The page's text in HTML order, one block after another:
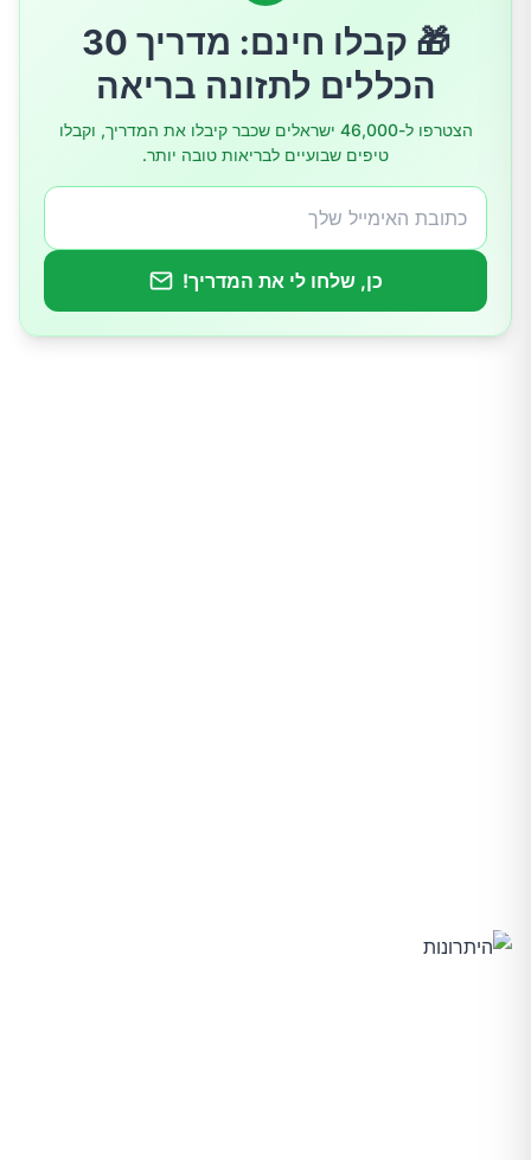
הרכיבים התזונתיים בכוסמת
איך מבשלים כוסמת?
🎁 קבלו חינם: מדריך 30
הכללים לתזונה בריאה
הצטרפו ל-46,000 ישראלים שכבר קיבלו את המדריך, וקבלו
טיפים שבועיים לבריאות טובה יותר.
כן, שלחו לי את המדריך!